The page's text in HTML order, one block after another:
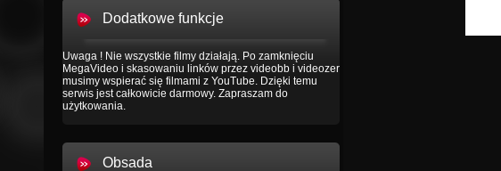
Dodatkowe funkcje
Uwaga ! Nie wszystkie filmy działają. Po zamknięciu
MegaVideo i skasowaniu linków przez videobb i videozer
musimy wspierać się filmami z YouTube. Dzięki temu
serwis jest całkowicie darmowy. Zapraszam do
użytkowania.
Obsada